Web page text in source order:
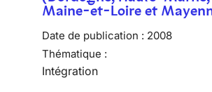
Maine-et-Loire et
Date de publication : 2008
Thématique :
Intégration